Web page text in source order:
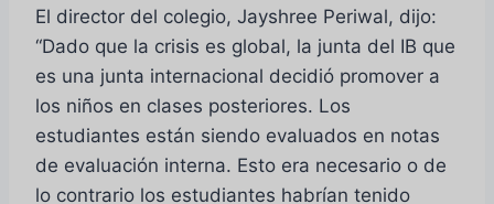
El director del colegio, Jayshree Periwal, dijo:
“Dado que la crisis es global, la junta del IB que
es una junta internacional decidió promover a
los niños en clases posteriores. Los
estudiantes están siendo evaluados en notas
de evaluación interna. Esto era necesario o de
lo contrario los estudiantes habrían tenido